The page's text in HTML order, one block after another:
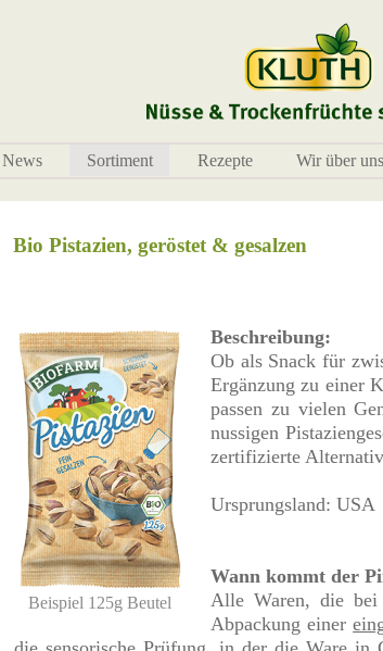
News Sortiment Rezepte Wir über uns
Bio Pistazien, geröstet & gesalzen
Beispiel 125g Beutel
Beschreibung:
Ob als Snack für
Ergänzung zu einer
passen zu vielen
nussigen
zertifizierte
Ursprungsland: USA
Wann kommt der
Alle Waren, die bei
Abpackung einer